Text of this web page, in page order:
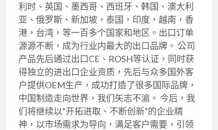
利时、英国、墨西哥、西班牙、韩国、澳大利
亚、俄罗斯、新加坡，泰国，印度，越南，香
港，台湾，等一百多个国家和地区。出口订单
源源不断，成为行业内最大的出口品牌。 公司
产品先后通过出口CE、ROSH等认证，同时获
得独立的进出口企业资质，先后与众多国外客
户提供OEM生产，成功打造了很多国际品牌，
中国制造走向世界，我们矢志不渝。 今后，我
们将继续以“开拓进取、不断创新”的企业精
神，以市场需求为导向，满足客户需要，引领